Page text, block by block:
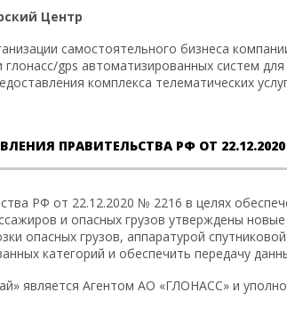
Центр
самостоятельного бизнеса
глонасс/gps автоматизированных систем
комплекса телематических
ПРАВИТЕЛЬСТВА РФ ОТ 22.12.2020
РФ от 22.12.2020 № 2216 в целях
и опасных грузов утверждены
опасных грузов, аппаратурой
категорий и обеспечить передачу
является Агентом АО «ГЛОНАСС» и